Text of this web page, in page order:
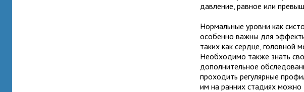
давление, равное или
Нормальные уровни как
особенно важны для
таких как сердце, головной
Необходимо также знать
дополнительное
проходить регулярные
им на ранних стадиях можно